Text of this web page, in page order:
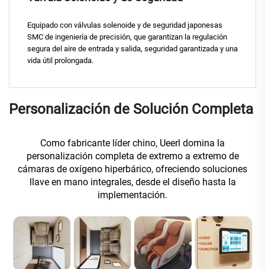
Equipado con válvulas solenoide y de seguridad japonesas
SMC de ingeniería de precisión, que garantizan la regulación
segura del aire de entrada y salida, seguridad garantizada y una
vida útil prolongada.
Personalización de Solución Completa
Como fabricante líder chino, Ueerl domina la
personalización completa de extremo a extremo de
cámaras de oxígeno hiperbárico, ofreciendo soluciones
llave en mano integrales, desde el diseño hasta la
implementación.